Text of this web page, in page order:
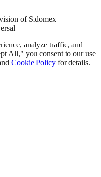
of Sidomex
analyze traffic, and
All," you consent to our use
Cookie Policy for details.